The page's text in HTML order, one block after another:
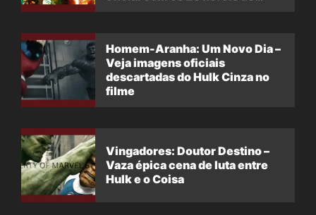
Homem-Aranha: Um Novo Dia –
Veja imagens oficiais
descartadas do Hulk Cinza no
filme
Vingadores: Doutor Destino –
Vaza épica cena de luta entre
Hulk e o Coisa